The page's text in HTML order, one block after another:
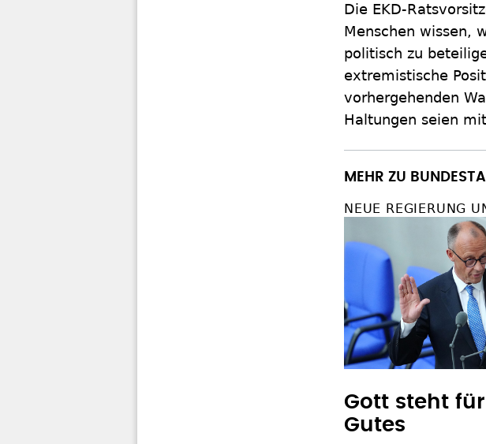
Die EKD-
Menschen wissen,
politisch zu
extremistische
vorhergehenden
Haltungen seien
MEHR ZU
NEUE REGIERUNG
Gott steht
Gutes